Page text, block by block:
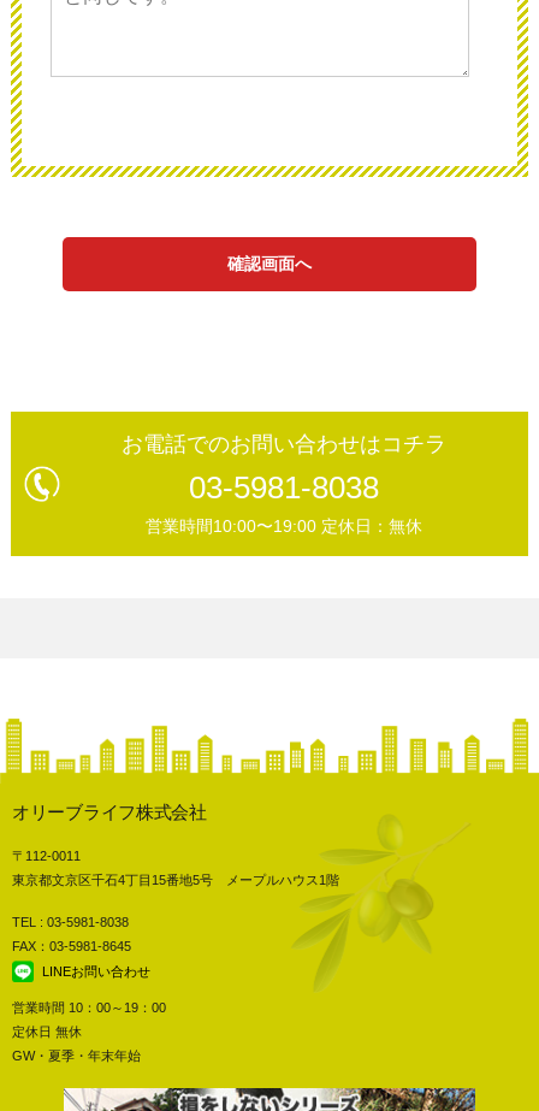
確認画面へ
お電話でのお問い合わせはコチラ
03-5981-8038
営業時間10:00〜19:00 定休日：無休
オリーブライフ株式会社
〒112-0011
東京都文京区千石4丁目15番地5号 メープルハウス1階
TEL : 03-5981-8038
FAX：03-5981-8645
LINEお問い合わせ
営業時間 10：00～19：00
定休日 無休
GW・夏季・年末年始